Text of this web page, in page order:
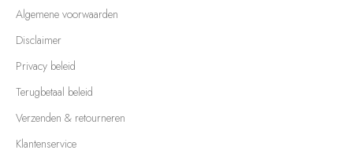
Algemene voorwaarden
Disclaimer
Privacy beleid
Terugbetaal beleid
Verzenden & retourneren
Klantenservice